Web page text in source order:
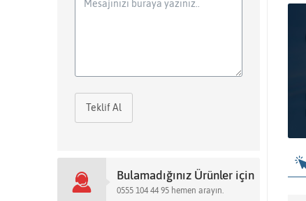
Teklif Al
Bulamadığınız Ürünler için
0555 104 44 95 hemen arayın.